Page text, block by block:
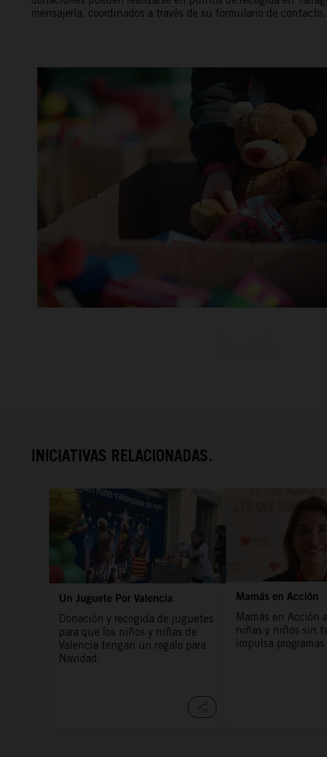
mensajería, coordinados a través de su formulario de contacto.
INICIATIVAS RELACIONADAS.
Un Juguete Por Valencia
Donación y recogida de juguetes
para que los niños y niñas de
Valencia tengan un regalo para
Navidad.
Mamás en Acción
Mamás en Acción
niñas y niños sin
impulsa